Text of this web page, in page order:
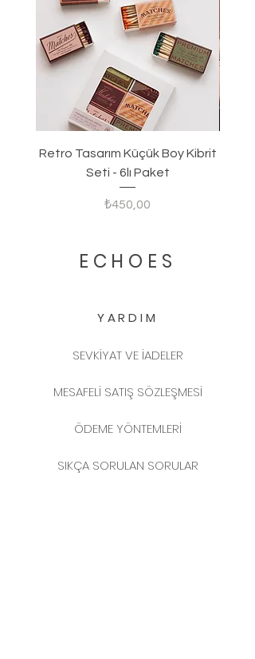
değiştirmenizi öneririz. Yedek
fiber çubuklar ürüne dahildir.
Retro Tasarım Küçük Boy Kibrit
Seti - 6lı Paket
Fiyat
₺450,00
ECHOES
YARDIM
SEVKİYAT VE İADELER
MESAFELİ SATIŞ SÖZLEŞMESİ
ÖDEME YÖNTEMLERİ
SIKÇA SORULAN SORULAR